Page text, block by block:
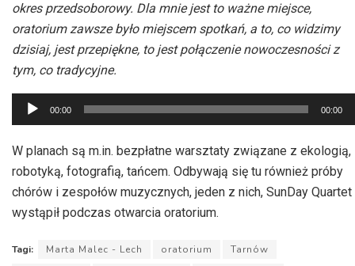
okres przedsoborowy. Dla mnie jest to ważne miejsce,
oratorium zawsze było miejscem spotkań, a to, co widzimy
dzisiaj, jest przepiękne, to jest połączenie nowoczesności z
tym, co tradycyjne.
Odtwarzacz
plików
dźwiękowych
00:00 00:00
W planach są m.in. bezpłatne warsztaty związane z ekologią,
robotyką, fotografią, tańcem. Odbywają się tu również próby
chórów i zespołów muzycznych, jeden z nich, SunDay Quartet
wystąpił podczas otwarcia oratorium.
Tagi: Marta Malec - Lech oratorium
Tarnów